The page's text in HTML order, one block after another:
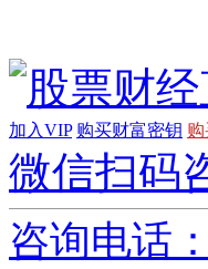
加入VIP 购买财富密钥
微信扫码
咨询电话：